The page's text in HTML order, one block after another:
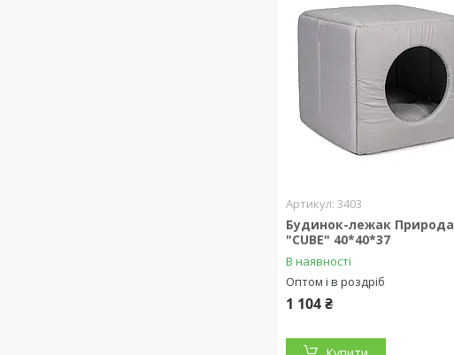
3403
Будинок-лежак Природа
"CUBE" 40*40*37
В наявності
Оптом і в роздріб
1 104 ₴